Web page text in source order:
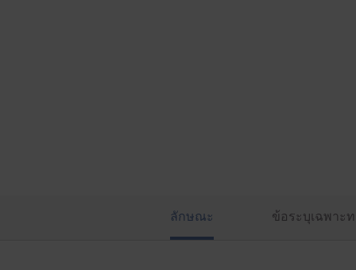
ลักษณะ ข้อระบุเฉพาะ